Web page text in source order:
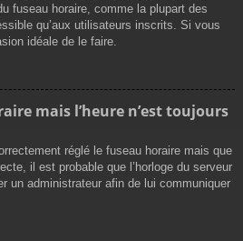
fuseau horaire, comme la plupart des
qu’aux utilisateurs inscrits. Si vous
idéale de le faire.
mais l’heure n’est toujours
réglé le fuseau horaire mais que
il est probable que l’horloge du serveur
un administrateur afin de lui communiquer